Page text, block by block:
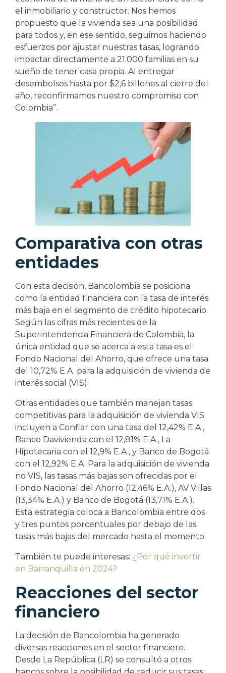
el inmobiliario y constructor. Nos hemos
propuesto que la vivienda sea una posibilidad
para todos y, en ese sentido, seguimos haciendo
esfuerzos por ajustar nuestras tasas, logrando
impactar directamente a 21.000 familias en su
sueño de tener casa propia. Al entregar
desembolsos hasta por $2,6 billones al cierre del
año, reconfirmamos nuestro compromiso con
Colombia”.
Comparativa con otras
entidades
Con esta decisión, Bancolombia se posiciona
como la entidad financiera con la tasa de interés
más baja en el segmento de crédito hipotecario.
Según las cifras más recientes de la
Superintendencia Financiera de Colombia, la
única entidad que se acerca a esta tasa es el
Fondo Nacional del Ahorro, que ofrece una tasa
del 10,72% E.A. para la adquisición de vivienda de
interés social (VIS).
Otras entidades que también manejan tasas
competitivas para la adquisición de vivienda VIS
incluyen a Confiar con una tasa del 12,42% E.A.,
Banco Davivienda con el 12,81% E.A., La
Hipotecaria con el 12,9% E.A., y Banco de Bogotá
con el 12,92% E.A. Para la adquisición de vivienda
no VIS, las tasas más bajas son ofrecidas por el
Fondo Nacional del Ahorro (12,46% E.A.), AV Villas
(13,34% E.A.) y Banco de Bogotá (13,71% E.A.).
Esta estrategia coloca a Bancolombia entre dos
y tres puntos porcentuales por debajo de las
tasas más bajas del mercado hasta el momento.
También te puede interesas: ¿Por qué invertir
en Barranquilla en 2024?
Reacciones del sector
financiero
La decisión de Bancolombia ha generado
diversas reacciones en el sector financiero.
Desde La República (LR) se consultó a otros